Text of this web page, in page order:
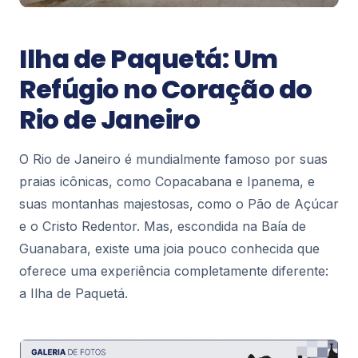
Blog Rio
Janeiro – Programação Completa
O Rio de Janeiro é muito mais que praias e
paisagens deslumbrantes: a cidade é também um
dos principais polos culturais do Brasil, com
espet...
125
Blog Rio
Rodoviárias no Rio de Janeiro: Guia
Completo, Horários e Dicas de Viagem
Se você está planejando uma viagem de ônibus
para, do ou dentro do Rio de Janeiro, conhecer
as principais rodoviárias da cidade é fundamenta...
186
Blog Rio
Rodrigo de Freitas: Onde Comer e
Ilha de Paquetá: Um
Refúgio no Coração do
Rio de Janeiro
O Rio de Janeiro é mundialmente famoso por suas
praias icônicas, como Copacabana e Ipanema, e
suas montanhas majestosas, como o Pão de Açúcar
e o Cristo Redentor. Mas, escondida na Baía de
Guanabara, existe uma joia pouco conhecida que
oferece uma experiência completamente diferente:
a Ilha de Paquetá.